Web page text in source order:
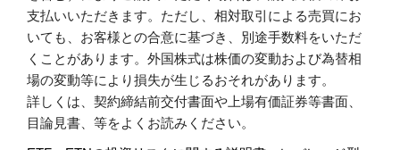
支払いいただきます。ただし、相対取引による売買にお
いても、お客様との合意に基づき、別途手数料をいただ
くことがあります。外国株式は株価の変動および為替相
場の変動等により損失が生じるおそれがあります。
詳しくは、契約締結前交付書面や上場有価証券等書面、
目論見書、等をよくお読みください。